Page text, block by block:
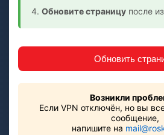
Обновите страницу после
Обновить
Возникли
Если VPN отключён, но вы
сообщение,
напишите на